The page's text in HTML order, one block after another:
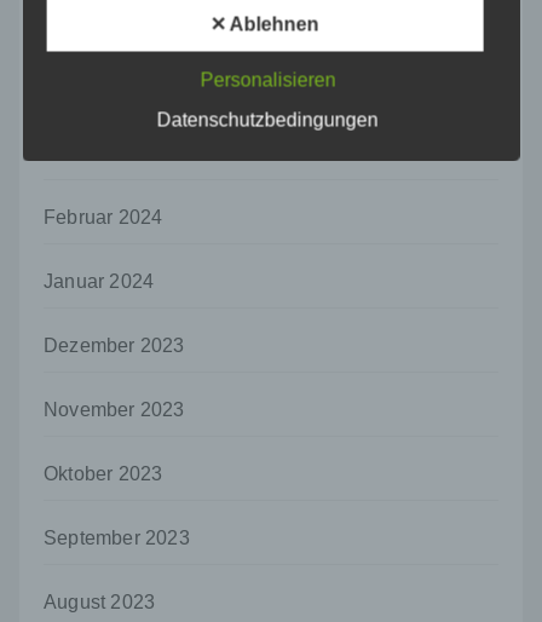
Februar 2024
Januar 2024
Dezember 2023
November 2023
Oktober 2023
September 2023
August 2023
Interessen, Zuverlässigkeit, Verhalten,
Aufenthaltsort oder Ortswechsel dieser
vorherzusagen.
f) Pseudonymisierung
Pseudonymisierung ist die Verarbeitung
auf welche die personenbezogenen Daten
betroffenen Person zugeordnet werden
und technischen und organisatorischen
dass die personenbezogenen Daten nicht
juristische Person, Behörde, Einrichtung
✕ Ablehnen
Personalisieren
Datenschutzbedingungen